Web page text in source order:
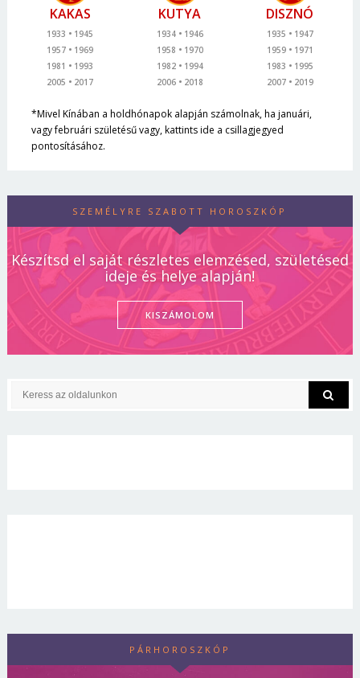
KAKAS
1933
1945
1957
1969
1981
1993
2005
2017
KUTYA
1934
1946
1958
1970
1982
1994
2006
2018
DISZNÓ
1935
1947
1959
1971
1983
1995
2007
2019
*Mivel Kínában a holdhónapok alapján számolnak, ha januári,
vagy februári születésű vagy, kattints ide a csillagjegyed
pontosításához.
SZEMÉLYRE SZABOTT HOROSZKÓP
Készítsd el saját részletes elemzésed, születésed
ideje és helye alapján!
KISZÁMOLOM
PÁRHOROSZKÓP